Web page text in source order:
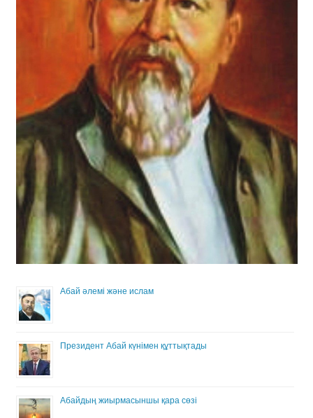
Абай әлемі және ислам
Президент Абай күнімен құттықтады
Абайдың жиырмасыншы қара сөзі